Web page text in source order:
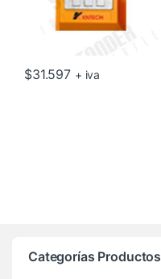
$31.597 + iva
Categorías Productos